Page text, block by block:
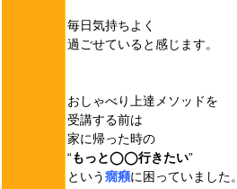
毎日気持ちよく
過ごせていると感じます。
おしゃべり上達メソッドを
受講する前は
家に帰った時の
“もっと◯◯行きたい”
という癇癪に困っていました。